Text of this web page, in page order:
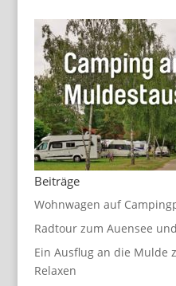
Beiträge
Wohnwagen auf
Radtour zum Auensee
Ein Ausflug an die Mulde
Relaxen